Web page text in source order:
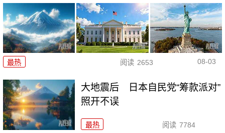
最热 阅读 2653 08-03
大地震后 日本自民党“筹款派对”
照开不误
最热 阅读 7784